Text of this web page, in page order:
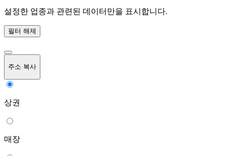
설정한 업종과 관련된 데이터만을 표시합니다.
필터 해제
주소 복사
상권
매장